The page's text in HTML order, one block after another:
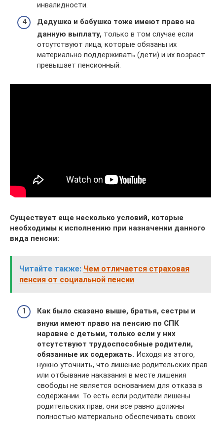
инвалидности.
Дедушка и бабушка тоже имеют право на
данную выплату, только в том случае если
отсутствуют лица, которые обязаны их
материально поддерживать (дети) и их возраст
превышает пенсионный.
Существует еще несколько условий, которые
необходимы к исполнению при назначении данного
вида пенсии:
Читайте также: Чем отличается страховая
пенсия от социальной пенсии
Как было сказано выше, братья, сестры и
внуки имеют право на пенсию по СПК
наравне с детьми, только если у них
отсутствуют трудоспособные родители,
обязанные их содержать. Исходя из этого,
нужно уточнить, что лишение родительских прав
или отбывание наказания в месте лишения
свободы не является основанием для отказа в
содержании. То есть если родители лишены
родительских прав, они все равно должны
полностью материально обеспечивать своих